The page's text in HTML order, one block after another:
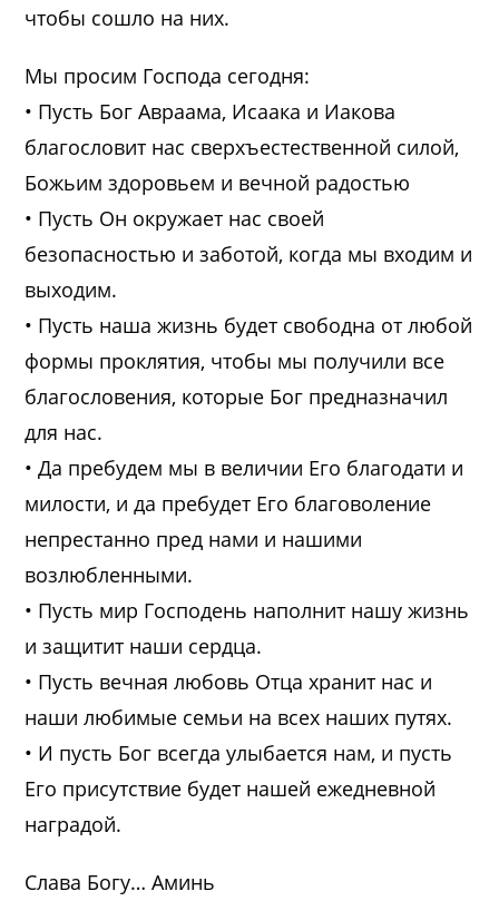
чтобы сошло на них.
Мы просим Господа сегодня:
• Пусть Бог Авраама, Исаака и Иакова
благословит нас сверхъестественной силой,
Божьим здоровьем и вечной радостью
• Пусть Он окружает нас своей
безопасностью и заботой, когда мы входим и
выходим.
• Пусть наша жизнь будет свободна от любой
формы проклятия, чтобы мы получили все
благословения, которые Бог предназначил
для нас.
• Да пребудем мы в величии Его благодати и
милости, и да пребудет Его благоволение
непрестанно пред нами и нашими
возлюбленными.
• Пусть мир Господень наполнит нашу жизнь
и защитит наши сердца.
• Пусть вечная любовь Отца хранит нас и
наши любимые семьи на всех наших путях.
• И пусть Бог всегда улыбается нам, и пусть
Его присутствие будет нашей ежедневной
наградой.
Слава Богу… Аминь